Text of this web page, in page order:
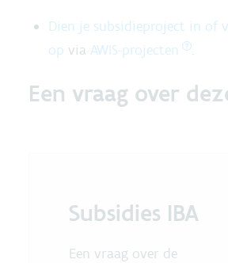
Dien je subsidieproject in of
op via AWIS-projecten .
Een vraag over
Subsidies IBA
Een vraag over de